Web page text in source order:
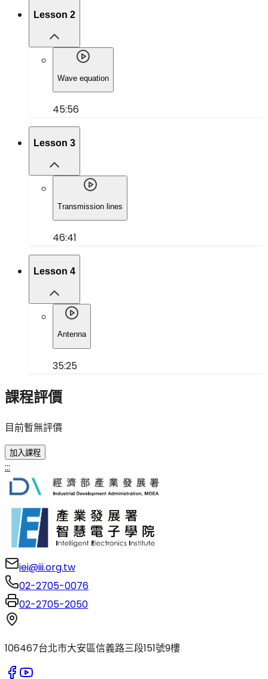
Lesson 2
Wave equation
45:56
Lesson 3
Transmission lines
46:41
Lesson 4
Antenna
35:25
課程評價
目前暫無評價
加入課程
:::
iei@iii.org.tw
02-2705-0076
02-2705-2050
106467台北市大安區信義路三段151號9樓